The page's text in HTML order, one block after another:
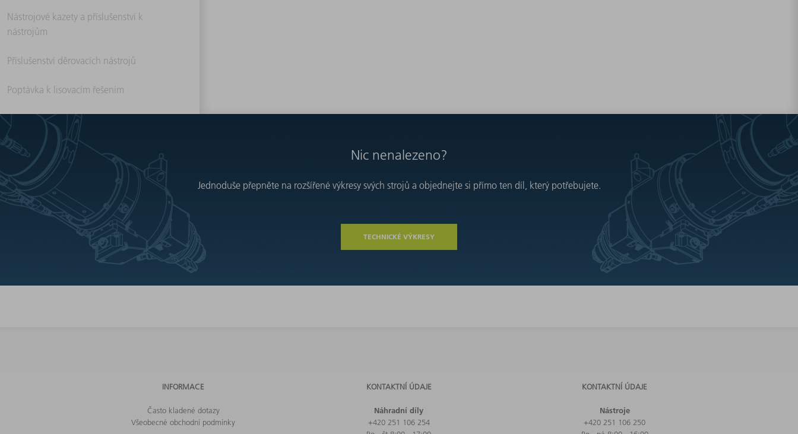
Nástrojové kazety a příslušenství k
nástrojům
Příslušenství děrovacích nástrojů
Poptávka k lisovacím řešením
Nic nenalezeno?
Jednoduše přepněte na rozšířené výkresy svých strojů a objednejte si přímo ten díl, který potřebujete.
TECHNICKÉ VÝKRESY
INFORMACE
Často kladené dotazy
Všeobecné obchodní podmínky
KONTAKTNÍ ÚDAJE
Náhradní díly
+420 251 106 254
KONTAKTNÍ ÚDAJE
Nástroje
+420 251 106 250